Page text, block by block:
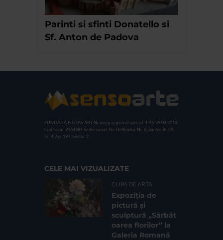
Parinti si sfinti Donatello si
Sf. Anton de Padova
FUNDATIA FILDAS ART Nr inreg registrul special: 4 PJ/ 29.01.2013
Cod fiscal: 9164384 Sediu social: Str. Delfinului, Nr. 6, parter Bl. 42,
Sc. 4, Ap. 197, Sector 2
CELE MAI VIZUALIZATE
CLIPA DE ARTA
Expoziția de
pictură și
sculptură „Sărbăt
oarea florilor” la
Galeria Romană